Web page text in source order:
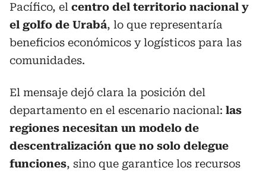
Pacífico, el centro del territorio nacional y
el golfo de Urabá, lo que representaría
beneficios económicos y logísticos para las
comunidades.
El mensaje dejó clara la posición del
departamento en el escenario nacional: las
regiones necesitan un modelo de
descentralización que no solo delegue
funciones, sino que garantice los recursos